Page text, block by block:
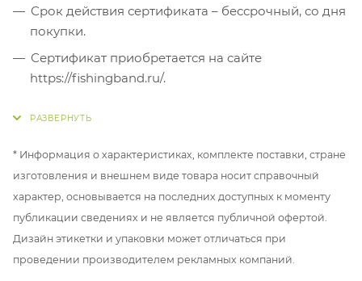
Срок действия сертификата – бессрочный, со дня
покупки.
Сертификат приобретается на сайте
https://fishingband.ru/.
https://fishingband.ru/.
При превышении суммы выбранного
покупателем товара над номиналом сертификата
покупателем производится доплата в размере
разницы между ценой товара и номиналом
сертификата. Доплату за товар можно внести
* Информация о характеристиках, комплекте поставки, стране
изготовления и внешнем виде товара носит справочный
характер, основывается на последних доступных к моменту
публикации сведениях и не является публичной офертой.
Дизайн этикетки и упаковки может отличаться при
проведении производителем рекламных компаний.